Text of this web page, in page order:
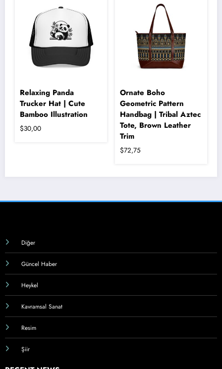
Relaxing Panda
Trucker Hat | Cute
Bamboo Illustration
$30,00
Ornate Boho
Geometric Pattern
Handbag | Tribal Aztec
Tote, Brown Leather
Trim
$72,75
varyasyonu
Diğer
Güncel Haber
Heykel
Kavramsal Sanat
Resim
Şiir